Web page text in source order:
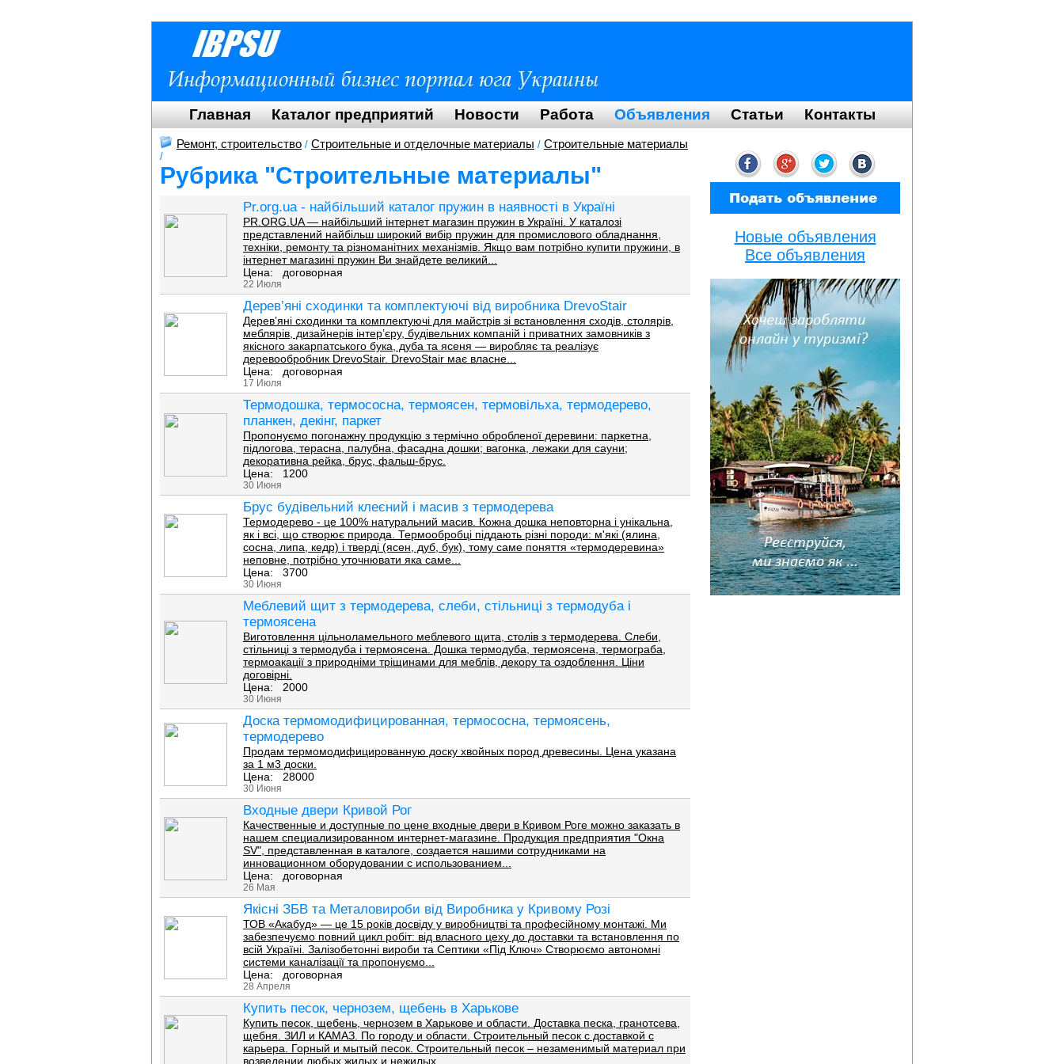
Главная Каталог предприятий Новости Работа Объявления Статьи Контакты
Новые объявления
Все объявления
Ремонт, строительство / Строительные и отделочные материалы / Строительные материалы
/
Рубрика "Строительные материалы"
Pr.org.ua - найбільший каталог пружин в наявності в Україні
PR.ORG.UA — найбільший інтернет магазин пружин в Україні. У каталозі
представлений найбільш широкий вибір пружин для промислового обладнання,
техніки, ремонту та різноманітних механізмів. Якщо вам потрібно купити пружини, в
інтернет магазині пружин Ви знайдете великий...
Цена: договорная
22 Июля
Дерев’яні сходинки та комплектуючі від виробника DrevoStair
Дерев’яні сходинки та комплектуючі для майстрів зі встановлення сходів, столярів,
меблярів, дизайнерів інтер’єру, будівельних компаній і приватних замовників з
якісного закарпатського бука, дуба та ясеня — виробляє та реалізує
деревообробник DrevoStair. DrevoStair має власне...
Цена: договорная
17 Июля
Термодошка, термососна, термоясен, термовільха, термодерево,
планкен, декінг, паркет
Пропонуємо погонажну продукцію з термічно обробленої деревини: паркетна,
підлогова, терасна, палубна, фасадна дошки; вагонка, лежаки для сауни;
декоративна рейка, брус, фальш-брус.
Цена: 1200
30 Июня
Брус будівельний клеєний і масив з термодерева
Термодерево - це 100% натуральний масив. Кожна дошка неповторна і унікальна,
як і всі, що створює природа. Термообробці піддають різні породи: м'які (ялина,
сосна, липа, кедр) і тверді (ясен, дуб, бук), тому саме поняття «термодеревина»
неповне, потрібно уточнювати яка саме...
Цена: 3700
30 Июня
Меблевий щит з термодерева, слеби, стільниці з термодуба і
термоясена
Виготовлення цільноламельного меблевого щита, столів з термодерева. Слеби,
стільниці з термодуба і термоясена. Дошка термодуба, термоясена, термограба,
термоакації з природніми тріщинами для меблів, декору та оздоблення. Ціни
договірні.
Цена: 2000
30 Июня
Доска термомодифицированная, термососна, термоясень,
термодерево
Продам термомодифицированную доску хвойных пород древесины. Цена указана
за 1 м3 доски.
Цена: 28000
30 Июня
Входные двери Кривой Рог
Качественные и доступные по цене входные двери в Кривом Роге можно заказать в
нашем специализированном интернет-магазине. Продукция предприятия "Окна
SV", представленная в каталоге, создается нашими сотрудниками на
инновационном оборудовании с использованием...
Цена: договорная
26 Мая
Якісні ЗБВ та Металовироби від Виробника у Кривому Розі
ТОВ «Акабуд» — це 15 років досвіду у виробництві та професійному монтажі. Ми
забезпечуємо повний цикл робіт: від власного цеху до доставки та встановлення по
всій Україні. Залізобетонні вироби та Септики «Під Ключ» Створюємо автономні
системи каналізації та пропонуємо...
Цена: договорная
28 Апреля
Купить песок, чернозем, щебень в Харькове
Купить песок, щебень, чернозем в Харькове и области. Доставка песка, гранотсева,
щебня. ЗИЛ и КАМАЗ. По городу и области. Строительный песок с доставкой c
карьера. Горный и мытый песок. Строительный песок – незаменимый материал при
возведении любых жилых и нежилых...